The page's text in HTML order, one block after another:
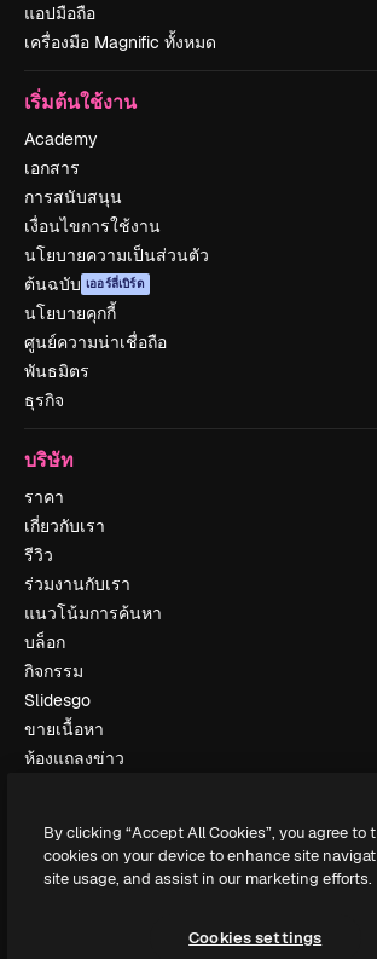
แอปมือถือ
เครื่องมือ Magnific ทั้งหมด
เริ่มต้นใช้งาน
Academy
เอกสาร
การสนับสนุน
เงื่อนไขการใช้งาน
นโยบายความเป็นส่วนตัว
ต้นฉบับ เออร์ลี่เบิร์ด
นโยบายคุกกี้
ศูนย์ความน่าเชื่อถือ
พันธมิตร
ธุรกิจ
บริษัท
ราคา
เกี่ยวกับเรา
รีวิว
ร่วมงานกับเรา
แนวโน้มการค้นหา
บล็อก
กิจกรรม
Slidesgo
ขายเนื้อหา
ห้องแถลงข่าว
ติดต่อเรา
ฝ่ายสนับสนุนลูกค้า
By clicking “Accept All Cookies”, you agree to
cookies on your device to enhance site
site usage, and assist in our marketing efforts.
Cookies settings